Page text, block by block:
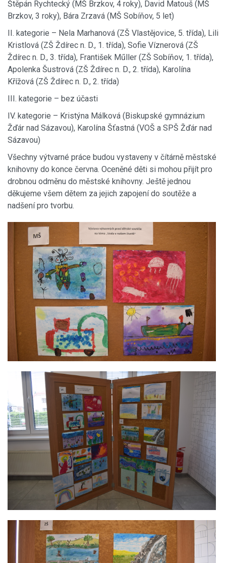
Štěpán Rychtecký (MŠ Brzkov, 4 roky), David Matouš (MŠ
Brzkov, 3 roky), Bára Zrzavá (MŠ Sobíňov, 5 let)
II. kategorie – Nela Marhanová (ZŠ Vlastějovice, 5. třída), Lili
Kristlová (ZŠ Ždírec n. D., 1. třída), Sofie Víznerová (ZŠ
Ždírec n. D., 3. třída), František Műller (ZŠ Sobíňov, 1. třída),
Apolenka Šustrová (ZŠ Ždírec n. D., 2. třída), Karolína
Křížová (ZŠ Ždírec n. D., 2. třída)
III. kategorie – bez účasti
IV. kategorie – Kristýna Málková (Biskupské gymnázium
Žďár nad Sázavou), Karolína Šťastná (VOŠ a SPŠ Žďár nad
Sázavou)
Všechny výtvarné práce budou vystaveny v čítárně městské
knihovny do konce června. Oceněné děti si mohou přijít pro
drobnou odměnu do městské knihovny. Ještě jednou
děkujeme všem dětem za jejich zapojení do soutěže a
nadšení pro tvorbu.